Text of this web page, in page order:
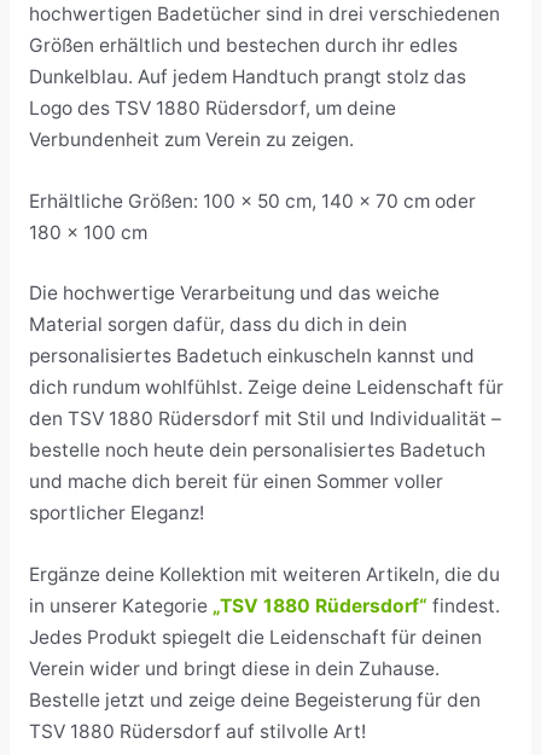
hochwertigen Badetücher sind in drei verschiedenen
Größen erhältlich und bestechen durch ihr edles
Dunkelblau. Auf jedem Handtuch prangt stolz das
Logo des TSV 1880 Rüdersdorf, um deine
Verbundenheit zum Verein zu zeigen.
Erhältliche Größen: 100 x 50 cm, 140 x 70 cm oder
180 x 100 cm
Die hochwertige Verarbeitung und das weiche
Material sorgen dafür, dass du dich in dein
personalisiertes Badetuch einkuscheln kannst und
dich rundum wohlfühlst. Zeige deine Leidenschaft für
den TSV 1880 Rüdersdorf mit Stil und Individualität –
bestelle noch heute dein personalisiertes Badetuch
und mache dich bereit für einen Sommer voller
sportlicher Eleganz!
Ergänze deine Kollektion mit weiteren Artikeln, die du
in unserer Kategorie „TSV 1880 Rüdersdorf“ findest.
Jedes Produkt spiegelt die Leidenschaft für deinen
Verein wider und bringt diese in dein Zuhause.
Bestelle jetzt und zeige deine Begeisterung für den
TSV 1880 Rüdersdorf auf stilvolle Art!